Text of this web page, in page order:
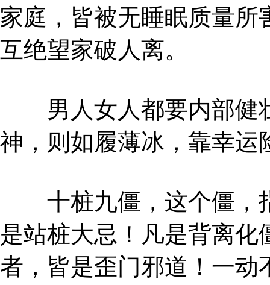
家庭，皆被无睡眠质量
互绝望家破人离。
男人女人都要内部健
神，则如履薄冰，靠幸运
十桩九僵，这个僵，
是站桩大忌！凡是背离
者，皆是歪门邪道！一动